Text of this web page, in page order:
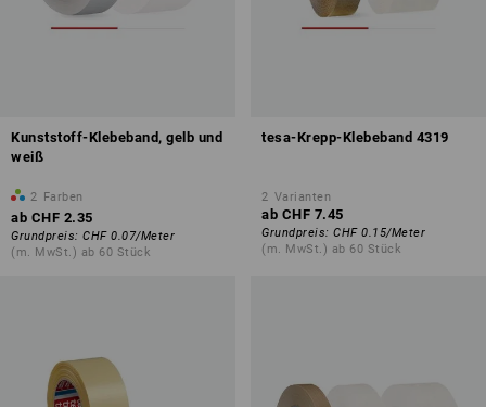
Kunststoff-Klebeband, gelb und
weiß
2 Farben
ab CHF 2.35
Grundpreis: CHF 0.07/Meter
(m. MwSt.) ab 60 Stück
tesa-Krepp-Klebeband 4319
2 Varianten
ab CHF 7.45
Grundpreis: CHF 0.15/Meter
(m. MwSt.) ab 60 Stück